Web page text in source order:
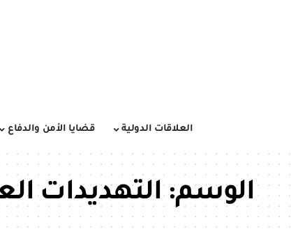
العلاقات الدولية قضايا الأمن والدفاع
الوسم:التهديدات